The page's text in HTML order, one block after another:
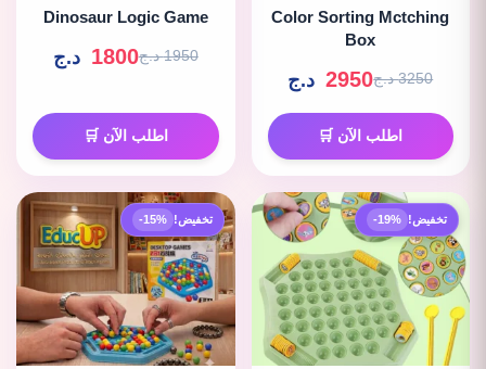
Color Sorting Mctching
Box
3250 د.ج 2950 د.ج
اطلب الآن 🛒
Dinosaur Logic Game
1950 د.ج 1800 د.ج
اطلب الآن 🛒
تخفيض! -19% تخفيض! -15%